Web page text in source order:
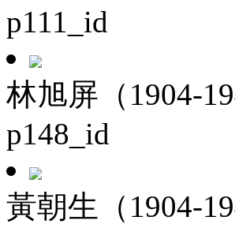
p111_id
林旭屏（1904-
p148_id
黃朝生（1904-